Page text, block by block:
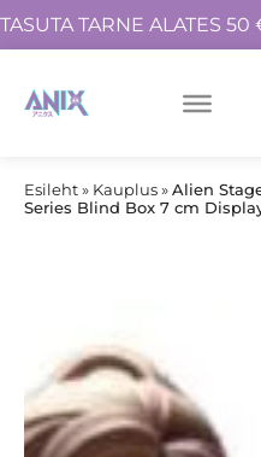
TASUTA TARNE ALATES 50
Esileht» Kauplus»Alien
Series Blind Box 7 cm